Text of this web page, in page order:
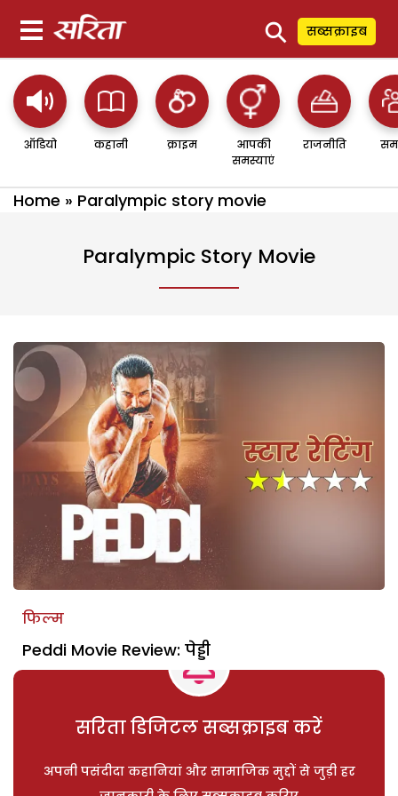
⚲ सब्सक्राइब
ऑडियो कहानी क्राइम
आपकी
समस्याएं
राजनीति
Home » Paralympic story movie
Paralympic Story Movie
फिल्म
Peddi Movie Review: पेड्डी
सरिता डिजिटल सब्सक्राइब करें
अपनी पसंदीदा कहानियां और सामाजिक मुद्दों से जुड़ी हर